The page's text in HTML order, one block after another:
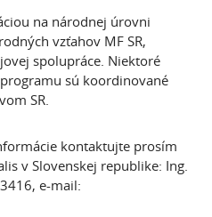
na národnej úrovni
vzťahov MF SR,
spolupráce. Niektoré
sú koordinované
SR.
kontaktujte prosím
v Slovenskej republike: Ing.
e-mail: